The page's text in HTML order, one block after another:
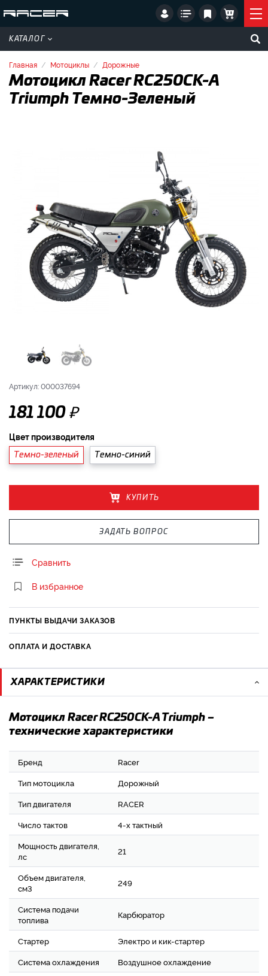
КАТАЛОГ
Главная Мотоциклы Дорожные
Мотоцикл Racer RC250CK-A
Triumph Темно-Зеленый
Артикул: 000037694
181 100 ₽
Цвет производителя
Темно-зеленый Темно-синий
КУПИТЬ
ЗАДАТЬ ВОПРОС
Сравнить
В избранное
ПУНКТЫ ВЫДАЧИ ЗАКАЗОВ
ОПЛАТА И ДОСТАВКА
ХАРАКТЕРИСТИКИ
Мотоцикл Racer RC250CK-A Triumph –
технические характеристики
Бренд
Racer
Тип мотоцикла
Дорожный
Тип двигателя
RACER
Число тактов
4-х тактный
Мощность двигателя,
лс
21
Объем двигателя,
см3
249
Система подачи
топлива
Карбюратор
Стартер
Электро и кик-стартер
Система охлаждения
Воздушное охлаждение